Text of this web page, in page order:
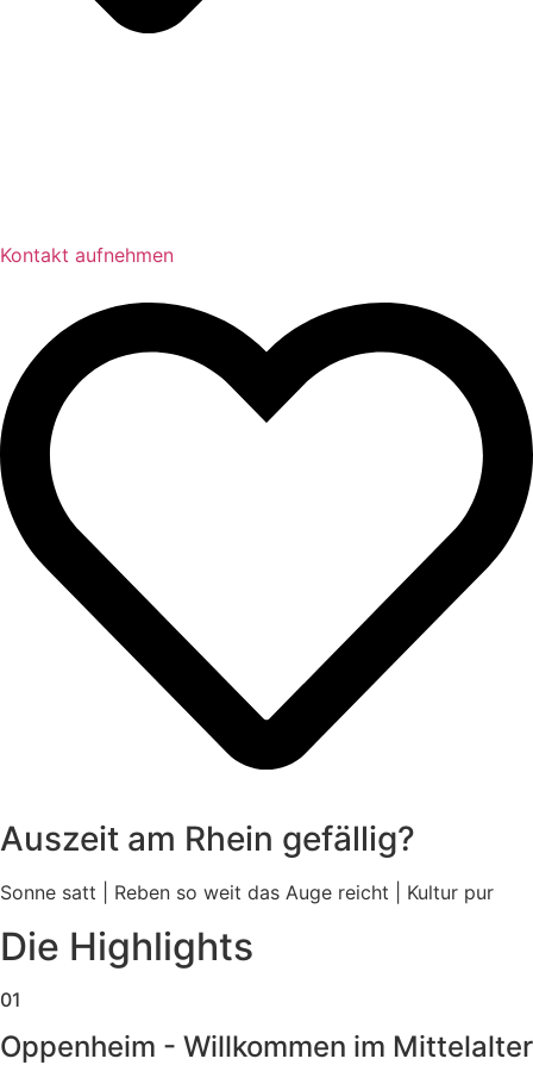
Kontakt aufnehmen
Auszeit am Rhein gefällig?
Sonne satt | Reben so weit das Auge reicht | Kultur pur
Die Highlights
01
Oppenheim - Willkommen im Mittelalter